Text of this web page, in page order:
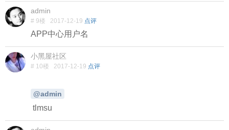
admin
# 9楼 2017-12-19 点评
APP中心用户名
小黑屋社区
# 10楼 2017-12-19 点评
@admin
tlmsu